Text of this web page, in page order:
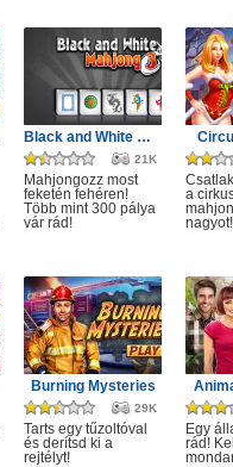
Black and White Mahjong 3
21K
Mahjongozz most
feketén fehéren!
Több mint 300 pálya
vár rád!
a
nagyot!
Burning Mysteries
29K
Tarts egy tűzoltóval
és derítsd ki a
rejtélyt!
Egy
rád!